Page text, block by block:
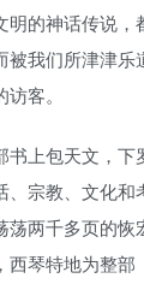
明的神话传说
被我们所津津
客。
书上包天文，
宗教、文化和
荡两千多页的恢
西琴特地为整部